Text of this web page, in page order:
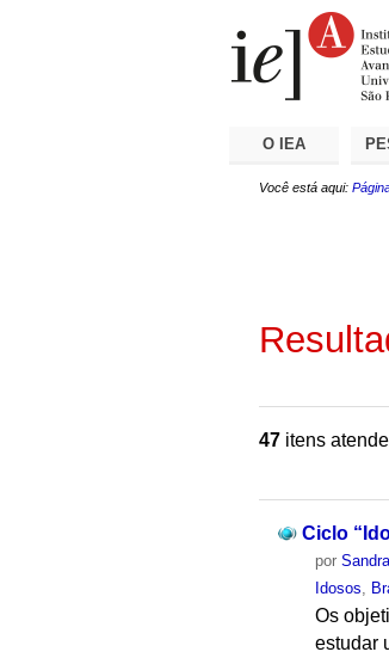
O IEA
Você está aqui:
47 itens
Ciclo
por
Idosos
Os
estudar